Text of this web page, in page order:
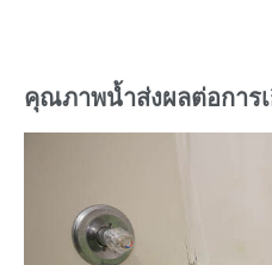
คุณภาพน้ำส่งผลต่อการ